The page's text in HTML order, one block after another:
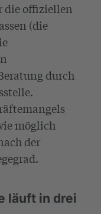
die offiziellen
(die
durch
möglich
der
läuft in drei